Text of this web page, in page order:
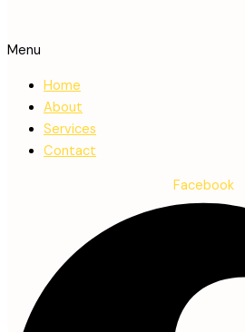
Menu
Home
About
Services
Contact
Facebook